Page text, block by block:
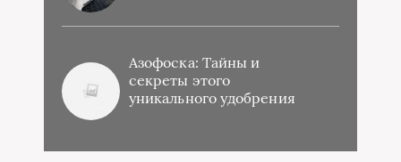
Азофоска: Тайны и
секреты этого
уникального удобрения